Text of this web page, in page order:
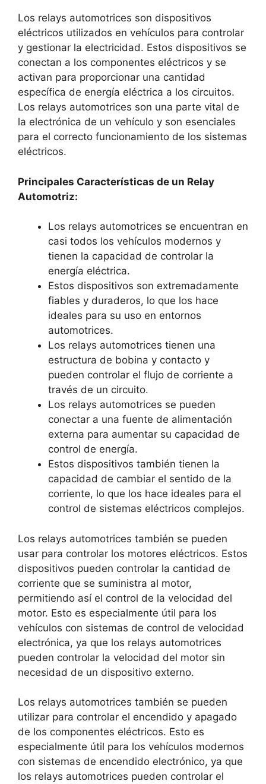
Los relays automotrices son dispositivos
eléctricos utilizados en vehículos para controlar
y gestionar la electricidad. Estos dispositivos se
conectan a los componentes eléctricos y se
activan para proporcionar una cantidad
específica de energía eléctrica a los circuitos.
Los relays automotrices son una parte vital de
la electrónica de un vehículo y son esenciales
para el correcto funcionamiento de los sistemas
eléctricos.
Principales Características de un Relay
Automotriz:
Los relays automotrices se encuentran en
casi todos los vehículos modernos y
tienen la capacidad de controlar la
energía eléctrica.
Estos dispositivos son extremadamente
fiables y duraderos, lo que los hace
ideales para su uso en entornos
automotrices.
Los relays automotrices tienen una
estructura de bobina y contacto y
pueden controlar el flujo de corriente a
través de un circuito.
Los relays automotrices se pueden
conectar a una fuente de alimentación
externa para aumentar su capacidad de
control de energía.
Estos dispositivos también tienen la
capacidad de cambiar el sentido de la
corriente, lo que los hace ideales para el
control de sistemas eléctricos complejos.
Los relays automotrices también se pueden
usar para controlar los motores eléctricos. Estos
dispositivos pueden controlar la cantidad de
corriente que se suministra al motor,
permitiendo así el control de la velocidad del
motor. Esto es especialmente útil para los
vehículos con sistemas de control de velocidad
electrónica, ya que los relays automotrices
pueden controlar la velocidad del motor sin
necesidad de un dispositivo externo.
Los relays automotrices también se pueden
utilizar para controlar el encendido y apagado
de los componentes eléctricos. Esto es
especialmente útil para los vehículos modernos
con sistemas de encendido electrónico, ya que
los relays automotrices pueden controlar el